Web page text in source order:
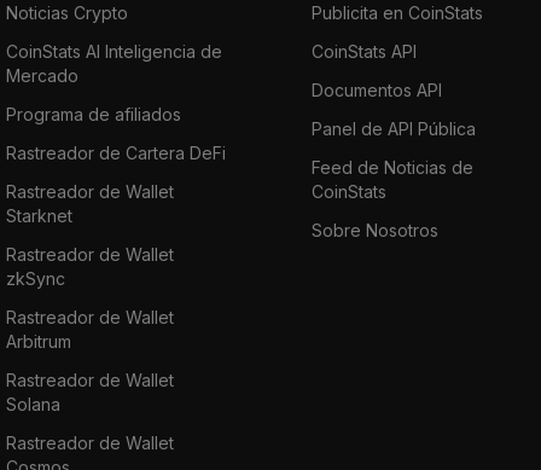
Noticias Crypto
CoinStats AI Inteligencia de
Mercado
Programa de afiliados
Rastreador de Cartera DeFi
Rastreador de Wallet
Starknet
Rastreador de Wallet
zkSync
Rastreador de Wallet
Arbitrum
Rastreador de Wallet
Solana
Rastreador de Wallet
Publicita en CoinStats
CoinStats API
Documentos API
Panel de API Pública
Feed de Noticias de
CoinStats
Sobre Nosotros